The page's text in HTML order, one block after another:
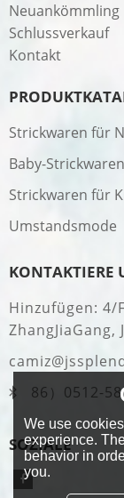
Neuankömmling
Schlussverkauf
Kontakt
Strickwaren für
Baby-Strickwaren
Strickwaren für
Umstandsmode
KONTAKTIERE
Hinzufügen: 4/
ZhangJiaGang,
86）0512-
SOZIALE
We use
experience.
behavior in
you.